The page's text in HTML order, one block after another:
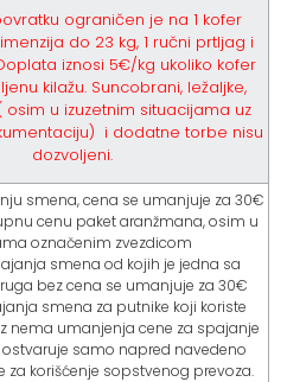
ograničen je na 1 kofer
do 23 kg, 1 ručni prtljag i
iznosi 5€/kg ukoliko kofer
kilažu. Suncobrani, ležaljke,
osim u izuzetnim situacijama uz
i dodatne torbe nisu
dozvoljeni.
smena, cena se umanjuje za 30€
cenu paket aranžmana, osim u
označenim zvezdicom
smena od kojih je jedna sa
bez cena se umanjuje za 30€
smena za putnike koji koriste
nema umanjenja cene za spajanje
ostvaruje samo napred navedeno
za korišćenje sopstvenog prevoza.